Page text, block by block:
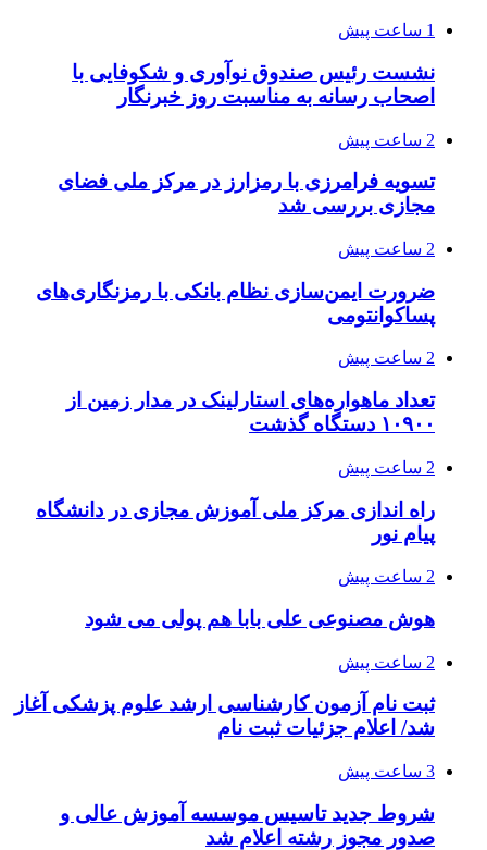
1 ساعت پیش
نشست رئیس صندوق نوآوری و شکوفایی با
اصحاب رسانه به مناسبت روز خبرنگار
2 ساعت پیش
تسویه فرامرزی با رمزارز در مرکز ملی فضای
مجازی بررسی شد
2 ساعت پیش
ضرورت ایمن‌سازی نظام بانکی با رمزنگاری‌های
پساکوانتومی
2 ساعت پیش
تعداد ماهواره‌های استارلینک‌ در مدار زمین از
۱۰۹۰۰ دستگاه گذشت
2 ساعت پیش
راه اندازی مرکز ملی آموزش مجازی در دانشگاه
پیام نور
2 ساعت پیش
هوش مصنوعی علی بابا هم پولی می شود
2 ساعت پیش
ثبت نام آزمون کارشناسی ارشد علوم پزشکی آغاز
شد/ اعلام جزئیات ثبت نام
3 ساعت پیش
شروط جدید تاسیس موسسه آموزش عالی و
صدور مجوز رشته اعلام شد